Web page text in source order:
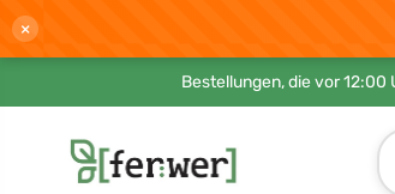
×
Bestellungen, die vor 12:00